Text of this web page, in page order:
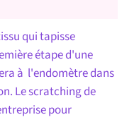
qui tapisse
étape d'une
à l'endomètre dans
Le scratching de
pour